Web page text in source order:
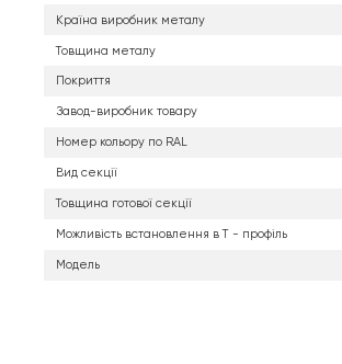
Країна виробник металу
Товщина металу
Покриття
Завод-виробник товару
Номер кольору по RAL
Вид секції
Товщина готової секції
Можливість встановлення в Т - профіль
Модель